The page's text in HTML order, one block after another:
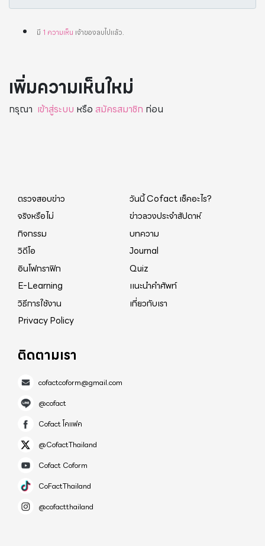
มี 1 ความเห็น เจ้าของลบไปแล้ว.
เพิ่มความเห็นใหม่
กรุณา เข้าสู่ระบบ หรือ สมัครสมาชิก ก่อน
ตรวจสอบข่าว
วันนี้ Cofact เช็คอะไร?
จริงหรือไม่
ข่าวลวงประจำสัปดาห์
กิจกรรม
บทความ
วิดีโอ
Journal
อินโฟกราฟิก
Quiz
E-Learning
แนะนำคำศัพท์
วิธีการใช้งาน
เกี่ยวกับเรา
Privacy Policy
ติดตามเรา
cofactcoform@gmail.com
@cofact
Cofact โคแฟค
@CofactThailand
Cofact Coform
CoFactThailand
@cofactthailand